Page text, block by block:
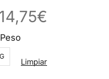
14,75€
Limpiar